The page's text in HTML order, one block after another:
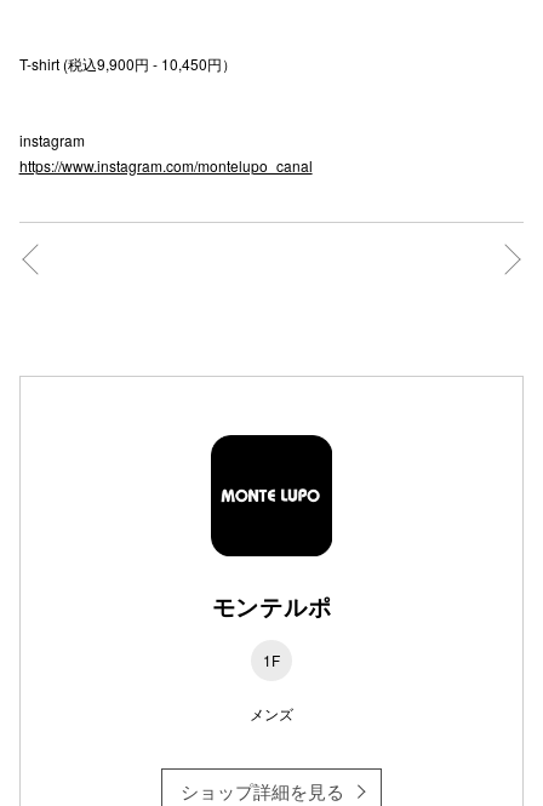
T-shirt (税込9,900円 - 10,450円）
instagram
https://www.instagram.com/montelupo_canal
モンテルポ
1F
メンズ
ショップ詳細を見る
秋田